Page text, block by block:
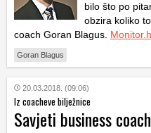
bilo što po
obzira koliko
coach Goran Blagus.
Goran Blagus
20.03.2018. (09:06)
Iz coacheve bilježnice
Savjeti business